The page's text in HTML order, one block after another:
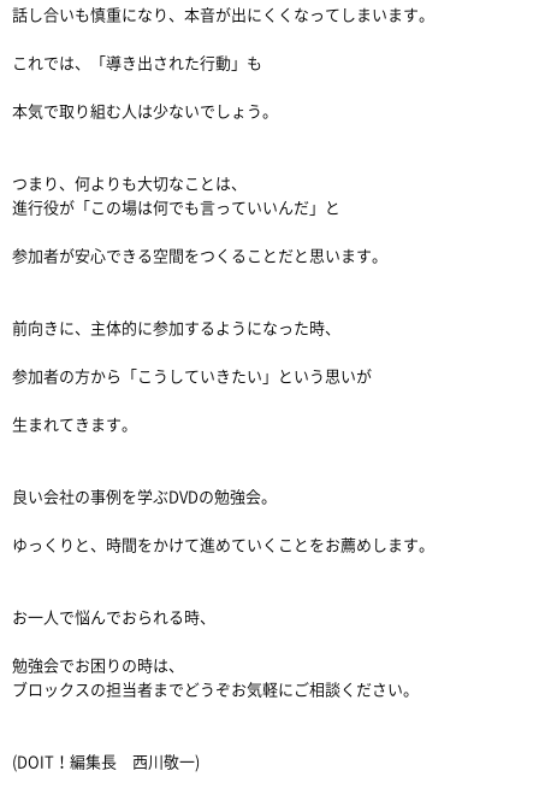
話し合いも慎重になり、本音が出にくくなってしまいます。
これでは、「導き出された行動」も
本気で取り組む人は少ないでしょう。
つまり、何よりも大切なことは、
進行役が「この場は何でも言っていいんだ」と
参加者が安心できる空間をつくることだと思います。
前向きに、主体的に参加するようになった時、
参加者の方から「こうしていきたい」という思いが
生まれてきます。
良い会社の事例を学ぶDVDの勉強会。
ゆっくりと、時間をかけて進めていくことをお薦めします。
お一人で悩んでおられる時、
勉強会でお困りの時は、
ブロックスの担当者までどうぞお気軽にご相談ください。
(DOIT！編集長 西川敬一)